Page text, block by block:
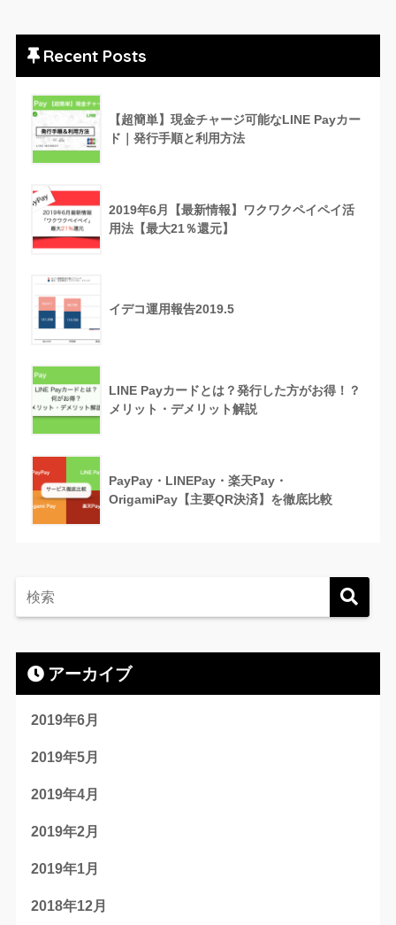
Recent Posts
【超簡単】現金チャージ可能なLINE Payカー
ド｜発行手順と利用方法
2019年6月【最新情報】ワクワクペイペイ活
用法【最大21％還元】
イデコ運用報告2019.5
LINE Payカードとは？発行した方がお得！？
メリット・デメリット解説
PayPay・LINEPay・楽天Pay・
OrigamiPay【主要QR決済】を徹底比較
アーカイブ
2019年6月
2019年5月
2019年4月
2019年2月
2019年1月
2018年12月